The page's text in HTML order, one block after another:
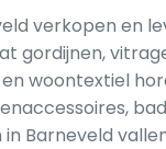
verkopen en
gordijnen,
woontextiel
Barneveld